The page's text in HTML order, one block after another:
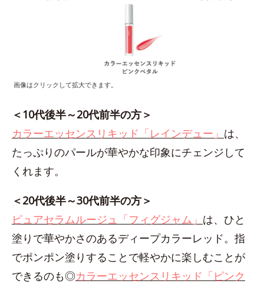
画像はクリックして拡大できます。
＜10代後半～20代前半の方＞
カラーエッセンスリキッド「レインデュー」 は、
たっぷりのパールが華やかな印象にチェンジして
くれます。
＜20代後半～30代前半の方＞
ピュアセラムルージュ「フィグジャム」 は、ひと
塗りで華やかさのあるディープカラーレッド。指
でポンポン塗りすることで軽やかに楽しむことが
できるのも◎カラーエッセンスリキッド「ピンク